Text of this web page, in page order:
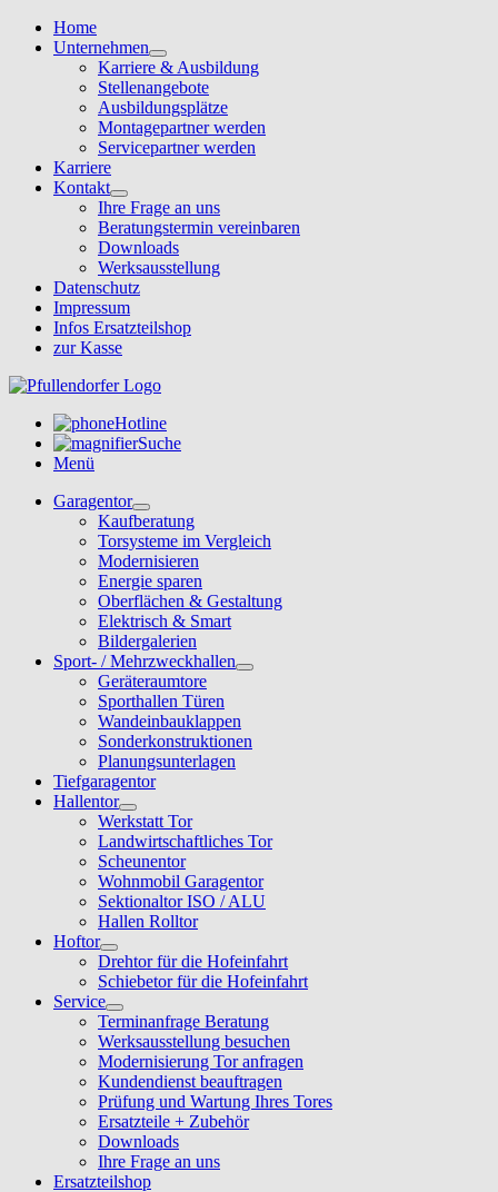
Home
Unternehmen
Karriere & Ausbildung
Stellenangebote
Ausbildungsplätze
Montagepartner werden
Servicepartner werden
Karriere
Kontakt
Ihre Frage an uns
Beratungstermin vereinbaren
Downloads
Werksausstellung
Datenschutz
Impressum
Infos Ersatzteilshop
zur Kasse
Hotline
Suche
Menü
Garagentor
Kaufberatung
Torsysteme im Vergleich
Modernisieren
Energie sparen
Oberflächen & Gestaltung
Elektrisch & Smart
Bildergalerien
Sport- / Mehrzweckhallen
Geräteraumtore
Sporthallen Türen
Wandeinbauklappen
Sonderkonstruktionen
Planungsunterlagen
Tiefgaragentor
Hallentor
Werkstatt Tor
Landwirtschaftliches Tor
Scheunentor
Wohnmobil Garagentor
Sektionaltor ISO / ALU
Hallen Rolltor
Hoftor
Drehtor für die Hofeinfahrt
Schiebetor für die Hofeinfahrt
Service
Terminanfrage Beratung
Werksausstellung besuchen
Modernisierung Tor anfragen
Kundendienst beauftragen
Prüfung und Wartung Ihres Tores
Ersatzteile + Zubehör
Downloads
Ihre Frage an uns
Ersatzteilshop